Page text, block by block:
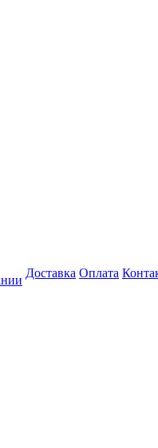
Доставка Оплата